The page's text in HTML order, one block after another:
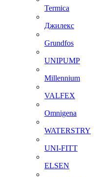
Termica
Джилекс
Grundfos
UNIPUMP
Millennium
VALFEX
Omnigena
WATERSTRY
UNI-FITT
ELSEN